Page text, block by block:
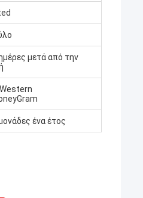
μετά από την
ένα έτος